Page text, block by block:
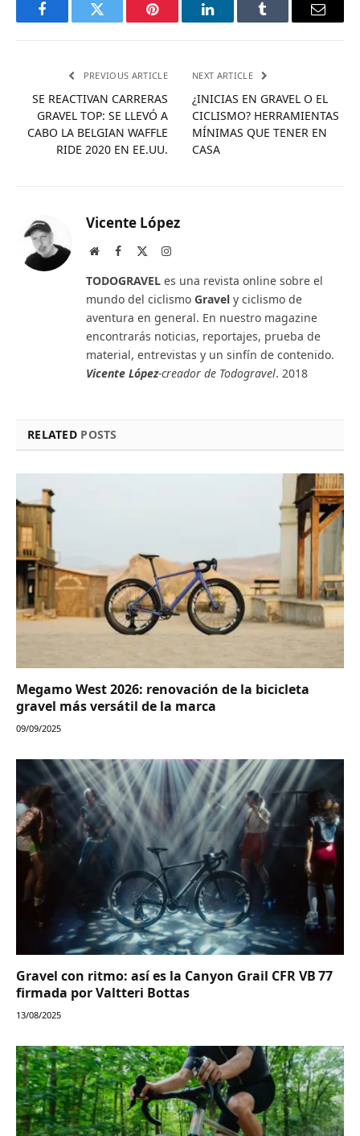
FacebookTwitter Pinterest LinkedInTumblr Email
PREVIOUS ARTICLE
SE REACTIVAN CARRERAS
GRAVEL TOP: SE LLEVÓ A
CABO LA BELGIAN WAFFLE
RIDE 2020 EN EE.UU.
NEXT ARTICLE
¿INICIAS EN GRAVEL O EL
CICLISMO? HERRAMIENTAS
MÍNIMAS QUE TENER EN
CASA
Vicente López
WebsiteFacebook Instagram
TODOGRAVEL es una revista online sobre el
mundo del ciclismo Gravel y ciclismo de
aventura en general. En nuestro magazine
encontrarás noticias, reportajes, prueba de
material, entrevistas y un sinfín de contenido.
Vicente López-creador de Todogravel. 2018
RELATED POSTS
Megamo West 2026: renovación de la bicicleta
gravel más versátil de la marca
09/09/2025
Gravel con ritmo: así es la Canyon Grail CFR VB 77
firmada por Valtteri Bottas
13/08/2025